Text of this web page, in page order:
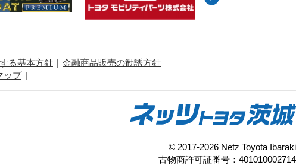
る基本方針
金融商品販売の勧誘方針
ップ
© 2017-2026 Netz Toyota Ibaraki
古物商許可証番号：401010002714